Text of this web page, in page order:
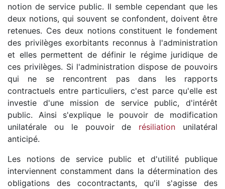
notion de service public. Il semble cependant que les
deux notions, qui souvent se confondent, doivent être
retenues. Ces deux notions constituent le fondement
des privilèges exorbitants reconnus à l'administration
et elles permettent de définir le régime juridique de
ces privilèges. Si l'administration dispose de pouvoirs
qui ne se rencontrent pas dans les rapports
contractuels entre particuliers, c'est parce qu'elle est
investie d'une mission de service public, d'intérêt
public. Ainsi s'explique le pouvoir de modification
unilatérale ou le pouvoir de résiliation unilatéral
anticipé.
Les notions de service public et d'utilité publique
interviennent constamment dans la détermination des
obligations des cocontractants, qu'il s'agisse des